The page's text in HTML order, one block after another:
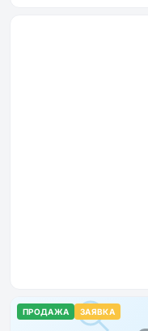
ПРОДАЖА ЗАЯВКА